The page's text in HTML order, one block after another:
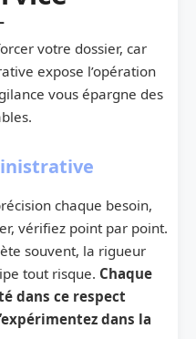
votre dossier, car
expose l’opération
vous épargne des
chaque besoin,
vérifiez point par point.
souvent, la rigueur
tout risque. Chaque
dans ce respect
dans la